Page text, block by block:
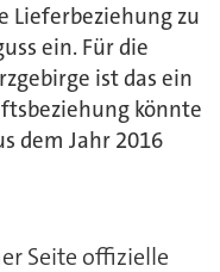
Lieferbeziehung zu
ein. Für die
ist das ein
könnte
dem Jahr 2016
Seite offizielle